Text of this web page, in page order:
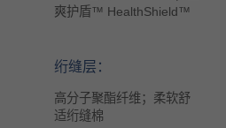
爽护盾™ HealthShield™
绗缝层：
高分子聚酯纤维；柔软舒
适绗缝棉